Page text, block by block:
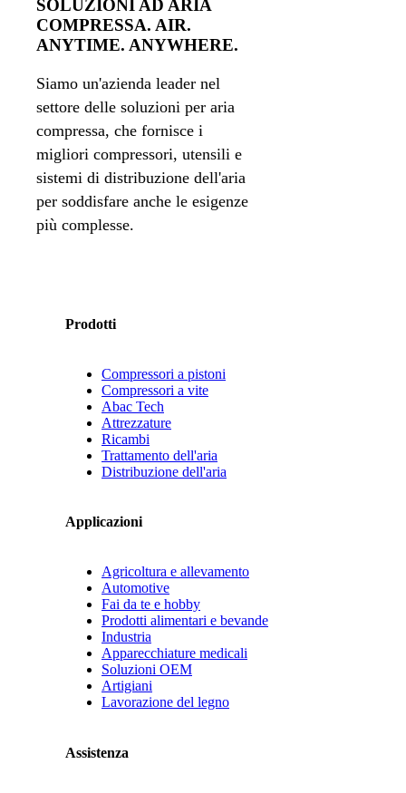
SOLUZIONI AD ARIA
COMPRESSA. AIR.
ANYTIME. ANYWHERE.
Siamo un'azienda leader nel
settore delle soluzioni per aria
compressa, che fornisce i
migliori compressori, utensili e
sistemi di distribuzione dell'aria
per soddisfare anche le esigenze
più complesse.
Prodotti
Compressori a pistoni
Compressori a vite
Abac Tech
Attrezzature
Ricambi
Trattamento dell'aria
Distribuzione dell'aria
Applicazioni
Agricoltura e allevamento
Automotive
Fai da te e hobby
Prodotti alimentari e bevande
Industria
Apparecchiature medicali
Soluzioni OEM
Artigiani
Lavorazione del legno
Assistenza